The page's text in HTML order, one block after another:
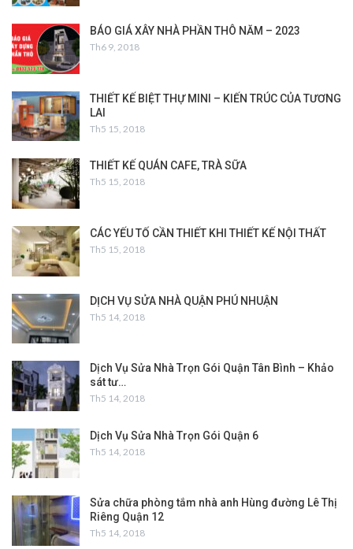
BÁO GIÁ XÂY NHÀ PHẦN THÔ NĂM – 2023
Th6 9, 2018
THIẾT KẾ BIỆT THỰ MINI – KIẾN TRÚC CỦA TƯƠNG
LAI
Th5 15, 2018
THIẾT KẾ QUÁN CAFE, TRÀ SỮA
Th5 15, 2018
CÁC YẾU TỐ CẦN THIẾT KHI THIẾT KẾ NỘI THẤT
Th5 15, 2018
DỊCH VỤ SỬA NHÀ QUẬN PHÚ NHUẬN
Th5 14, 2018
Dịch Vụ Sửa Nhà Trọn Gói Quận Tân Bình – Khảo
sát tư…
Th5 14, 2018
Dịch Vụ Sửa Nhà Trọn Gói Quận 6
Th5 14, 2018
Sửa chữa phòng tắm nhà anh Hùng đường Lê Thị
Riêng Quận 12
Th5 14, 2018